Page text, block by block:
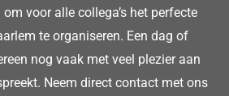
voor alle collega’s het perfecte
te organiseren. Een dag of
nog vaak met veel plezier aan
Neem direct contact met ons